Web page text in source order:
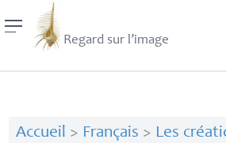
Regard sur l’image
Accueil > Français > Les